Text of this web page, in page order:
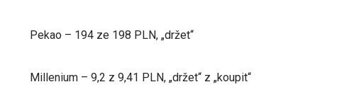
Pekao – 194 ze 198 PLN, „držet“
Millenium – 9,2 z 9,41 PLN, „držet“ z „koupit“